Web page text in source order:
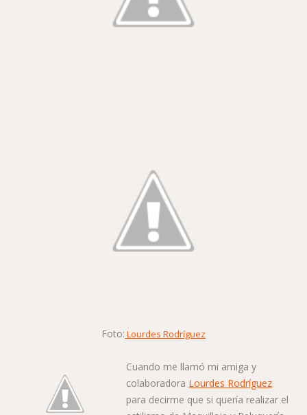
Foto: Lourdes Rodríguez
Cuando me llamó mi amiga y
colaboradora Lourdes Rodríguez
para decirme que si quería realizar el